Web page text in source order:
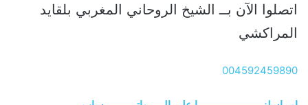
اتصلوا الآن بــ الشيخ الروحاني المغربي بلقايد
المراكشي
004592459890